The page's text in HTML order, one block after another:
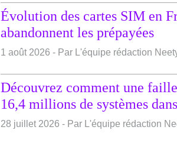
Évolution des cartes SIM en
abandonnent les prépayées
1 août 2026 - Par L'équipe rédaction
Découvrez comment une
16,4 millions de systèmes
28 juillet 2026 - Par L'équipe rédaction